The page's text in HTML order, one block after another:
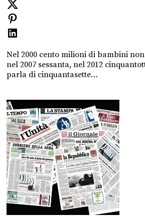
Nel 2000 cento milioni di bambini
nel 2007 sessanta, nel 2012
parla di cinquantasette…